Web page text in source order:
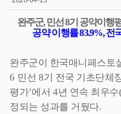
완주군,민선 8기 공약이행
공약 이행률83.9%,전
완주군이 한국매니페스토
6 민선 8기 전국 기초단체
평가’에서 4년 연속 최우수
정되는 성과를 거뒀다.